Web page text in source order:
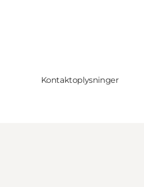
Kontaktoplysninger